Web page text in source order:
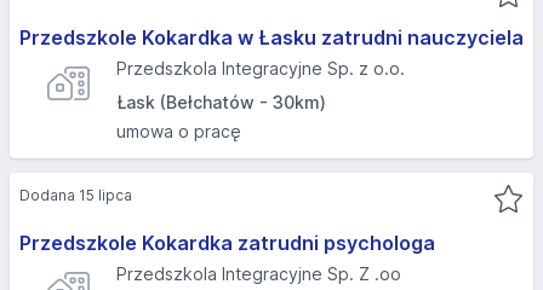
Przedszkole Kokardka w Łasku zatrudni nauczyciela
Przedszkola Integracyjne Sp. z o.o.
Łask (Bełchatów - 30km)
umowa o pracę
Przedszkole Kokardka zatrudni psychologa
Przedszkola Integracyjne Sp. Z .oo
Dodana 15 lipca